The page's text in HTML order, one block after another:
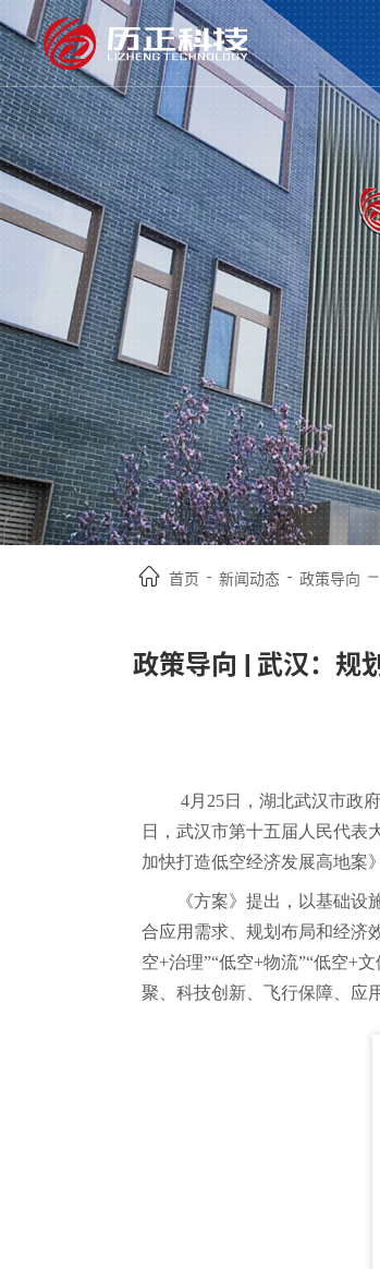
首页 - 新闻动态 - 政策导向 —
政策导向 | 武汉：规
4月25日， 湖北武汉市政
日， 武汉市第十五届人民代表
加快打造低空经济发展高地案》
《方案》提出，以基础
合应用需求、规划布局和经济
空+治理”“低空+物流”“低空+
聚、科技创新、飞行保障、应